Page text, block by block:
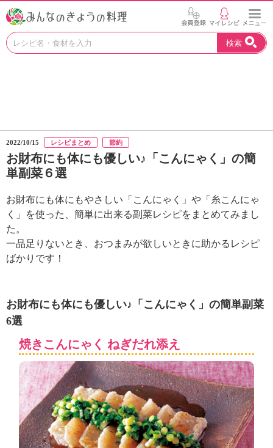
お
つ
け
。
N
エ
ー
ナ
ル
「
み
ん
な
の
き
ょ
検索
2022/10/15 レシピまとめ 節約
お財布にも体にも優しい♪「こんにゃく」の簡
単副菜６選
お財布にも体にもやさしい「こんにゃく」や「糸こんにゃ
く」を使った、簡単に出来る副菜レシピをまとめてみまし
た。
一品足りないとき、おつまみが欲しいときに助かるレシピ
ばかりです！
お財布にも体にも優しい♪「こんにゃく」の簡単副菜
6選
焼きこんにゃく ねぎだれ添え